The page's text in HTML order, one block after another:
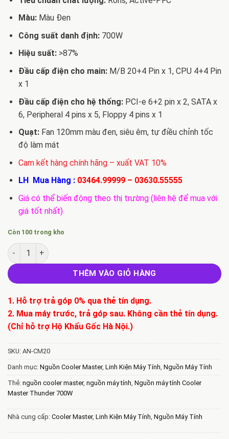
Màu:Màu Đen
Công suất danh định:700W
Hiệu suất: >87%
Đầu cấp điện cho main: M/B 20+4 Pin x 1, CPU 4+4 Pin
x 1
Đầu cấp điện cho hệ thống:PCI-e 6+2 pin x 2, SATA x
6, Peripheral 4 pins x 5, Floppy 4 pins x 1
Quạt:Fan 120mm màu đen, siêu êm, tự điều chỉnh tốc
độ làm mát
Cam kết hàng chính hãng – xuất VAT 10%
LH Mua Hàng : 03464.99999– 03630.55555
Giá có thể biến động theo thị trường (liên hệ để mua với
giá tốt nhất)
Còn 100 trong kho
Bán Nguồn máy tính Cooler Master Thunder 700W số lượng
THÊM VÀO GIỎ HÀNG
1. Hỗ trợ trả góp 0% qua thẻ tín dụng.
2. Mua máy trước, trả góp sau. Không cần thẻ tín dụng.
(Chỉ hỗ trợ Hộ Khẩu Gốc Hà Nội.)
SKU: AN-CM20
Danh mục: Nguồn Cooler Master, Linh Kiện Máy Tính, Nguồn Máy Tính
Thẻ: nguồn cooler master, nguồn máy tính, Nguồn máy tính Cooler
Master Thunder 700W
Nhà cung cấp: Cooler Master, Linh Kiện Máy Tính, Nguồn Máy Tính